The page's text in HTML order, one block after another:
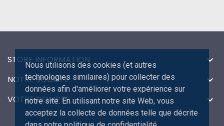
Nous utilisons des cookies (et autres
technologies similaires) pour collecter des
données afin d'améliorer votre expérience sur
notre site. En utilisant notre site Web, vous
acceptez la collecte de données telle que décrite
STORE INFORMATION 
NOTRE SOCIÉTÉ 
VOTRE COMPTE 